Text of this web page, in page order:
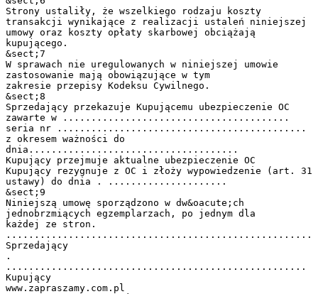
Strony ustaliły, że wszelkiego rodzaju koszty
transakcji wynikające z realizacji ustaleń niniejszej
umowy oraz koszty opłaty skarbowej obciążają
kupującego.
&sect;7
W sprawach nie uregulowanych w niniejszej umowie
zastosowanie mają obowiązujące w tym
zakresie przepisy Kodeksu Cywilnego.
&sect;8
Sprzedający przekazuje Kupującemu ubezpieczenie OC
zawarte w ........................................
seria nr ............................................
z okresem ważności do
dnia.....................................
Kupujący przejmuje aktualne ubezpieczenie OC
Kupujący rezygnuje z OC i złoży wypowiedzenie (art. 31
ustawy) do dnia . .....................
&sect;9
Niniejszą umowę sporządzono w dw&oacute;ch
jednobrzmiących egzemplarzach, po jednym dla
każdej ze stron.
......................................................
Sprzedający
.
.....................................................
Kupujący
www.zapraszamy.com.pl